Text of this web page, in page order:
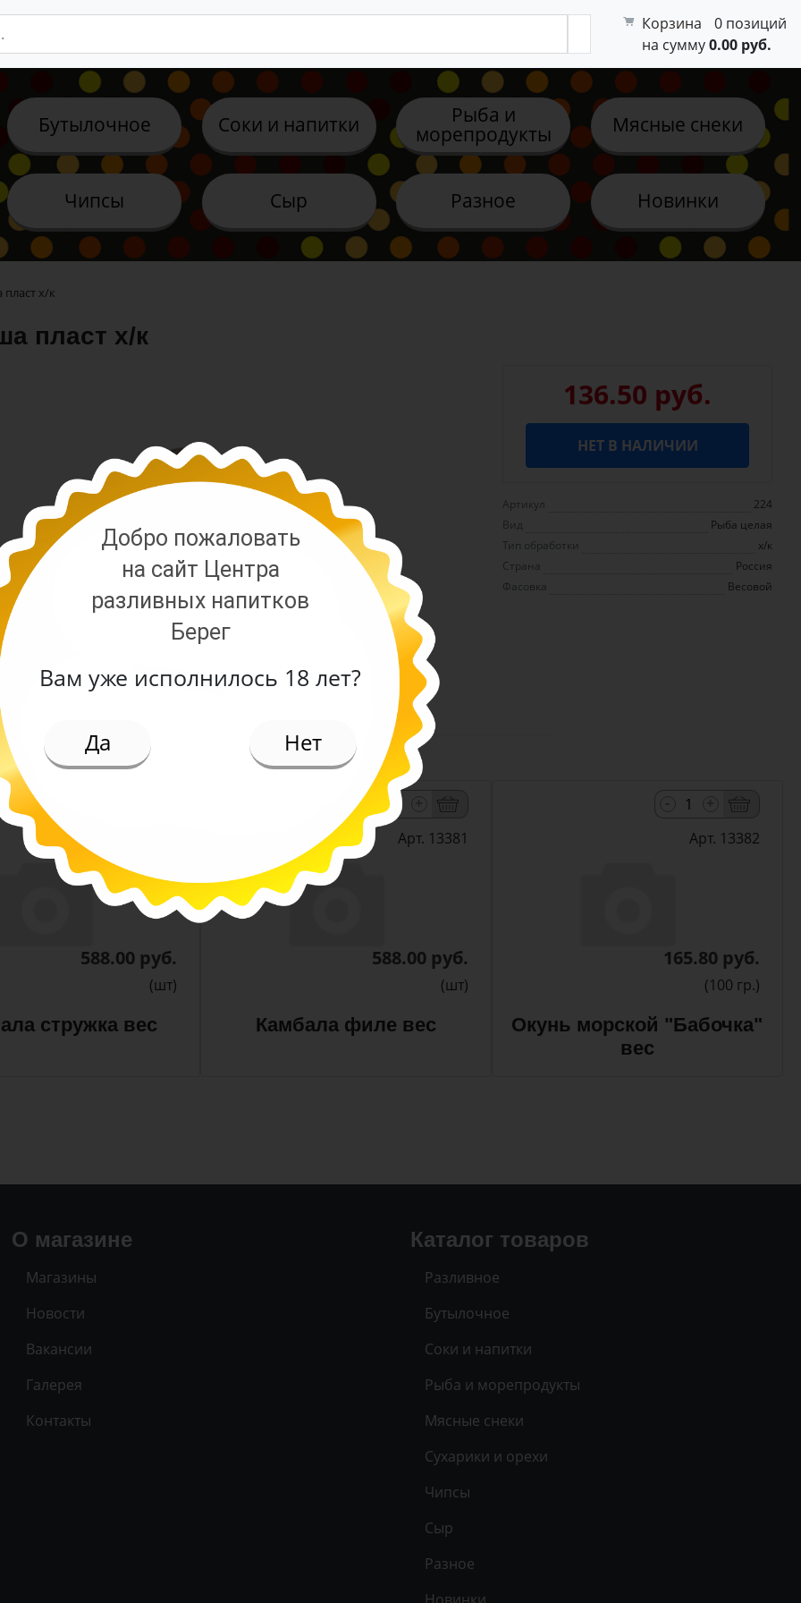
Корзина
0 позиций
на сумму0.00 руб.
Бутылочное Соки и напитки Рыба и
морепродукты Мясные снеки
Чипсы Сыр Разное Новинки
х/к
пласт х/к
136.50 руб.
НЕТ В НАЛИЧИИ
Артикул
224
Вид
Рыба целая
Тип обработки
х/к
Страна
Россия
Фасовка
Весовой
588.00 руб.
(шт)
стружка вес
Арт. 13381
588.00 руб.
(шт)
Камбала филе вес
Арт. 13382
165.80 руб.
(100 гр.)
Окунь морской "Бабочка"
вес
О магазине
Магазины
Новости
Вакансии
Галерея
Контакты
Каталог товаров
Разливное
Бутылочное
Соки и напитки
Рыба и морепродукты
Мясные снеки
Сухарики и орехи
Чипсы
Сыр
Разное
Добро пожаловать
на сайт Центра
разливных напитков
Берег
Вам уже исполнилось 18 лет?
Да Нет